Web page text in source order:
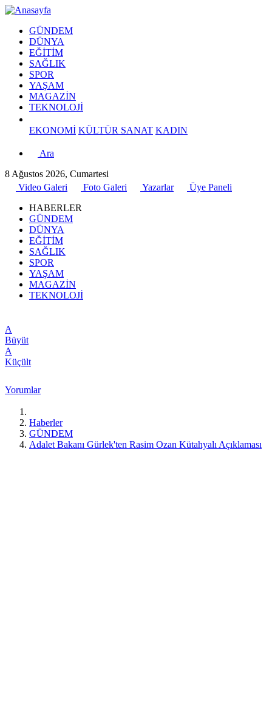
GÜNDEM
DÜNYA
EĞİTİM
SAĞLIK
SPOR
YAŞAM
MAGAZİN
TEKNOLOJİ
EKONOMİ KÜLTÜR SANAT KADIN
Ara
8 Ağustos 2026, Cumartesi
Video Galeri
Foto Galeri Yazarlar
Üye Paneli
HABERLER
GÜNDEM
DÜNYA
EĞİTİM
SAĞLIK
SPOR
YAŞAM
MAGAZİN
TEKNOLOJİ
A
Büyüt
A
Küçült
Yorumlar
Haberler
GÜNDEM
Adalet Bakanı Gürlek'ten Rasim Ozan Kütahyalı Açıklaması